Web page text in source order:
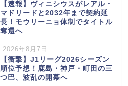
【速報】ヴィニシウスがレアル・
マドリードと2032年まで契約延
長！モウリーニョ体制でタイトル
奪還へ
2026年8月7日
【衝撃】J1リーグ2026シーズン
順位予想！鹿島・神戸・町田の三
つ巴、波乱の開幕へ